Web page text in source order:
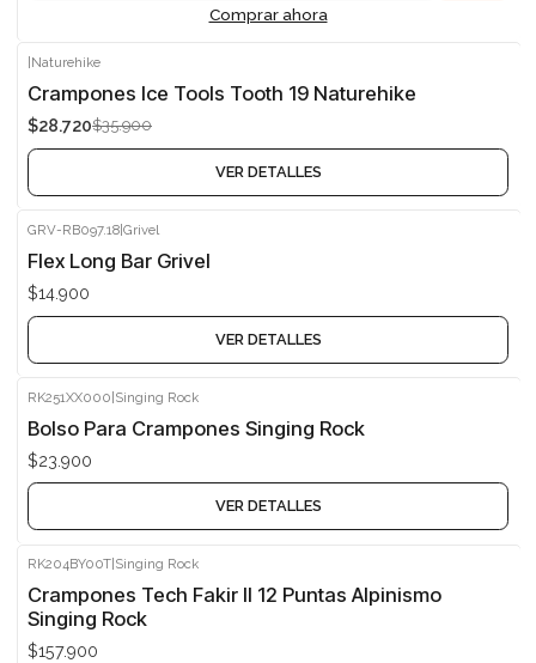
Comprar ahora
-20%
Agotado
Naturehike
Crampones Ice Tools Tooth 19 Naturehike
$28.720$35.900
VER DETALLES
GRV-RB097.18 |Grivel
Flex Long Bar Grivel
$14.900
VER DETALLES
RK251XX000|Singing Rock
Bolso Para Crampones Singing Rock
$23.900
VER DETALLES
RK204BY00T Singing Rock
Crampones Tech Fakir II 12 Puntas Alpinismo
Singing Rock
$157.900